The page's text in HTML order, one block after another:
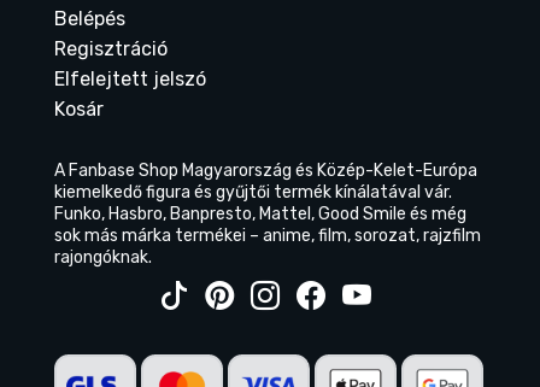
Belépés
Regisztráció
Elfelejtett jelszó
Kosár
A Fanbase Shop Magyarország és Közép-Kelet-Európa
kiemelkedő figura és gyűjtői termék kínálatával vár.
Funko, Hasbro, Banpresto, Mattel, Good Smile és még
sok más márka termékei – anime, film, sorozat, rajzfilm
rajongóknak.